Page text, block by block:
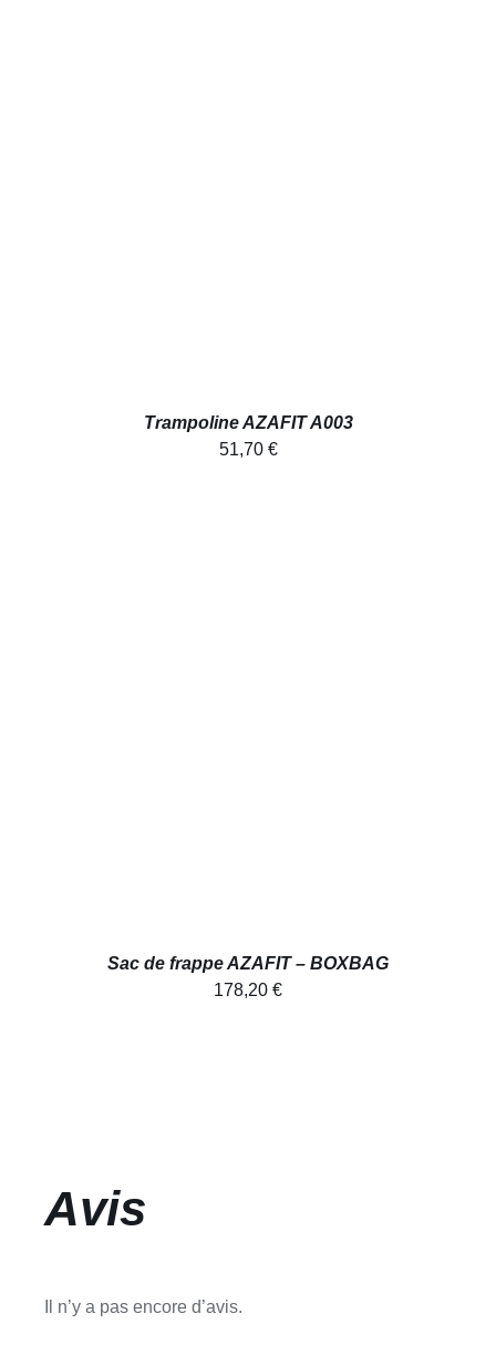
Trampoline AZAFIT A003
51,70 €
Sac de frappe AZAFIT – BOXBAG
178,20 €
Avis
Il n’y a pas encore d’avis.